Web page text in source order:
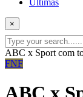
Últimas
×
ABC x Sport com
FNF